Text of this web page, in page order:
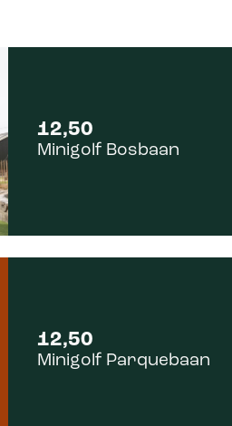
12,50
Minigolf Bosbaan
12,50
Minigolf Parquebaan